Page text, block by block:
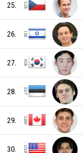
AUS
UKR
25.
26.
27.
28.
29.
30.